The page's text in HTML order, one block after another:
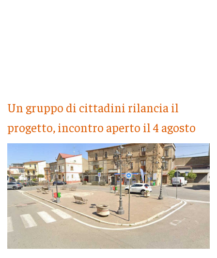
Un gruppo di cittadini rilancia il
progetto, incontro aperto il 4 agosto